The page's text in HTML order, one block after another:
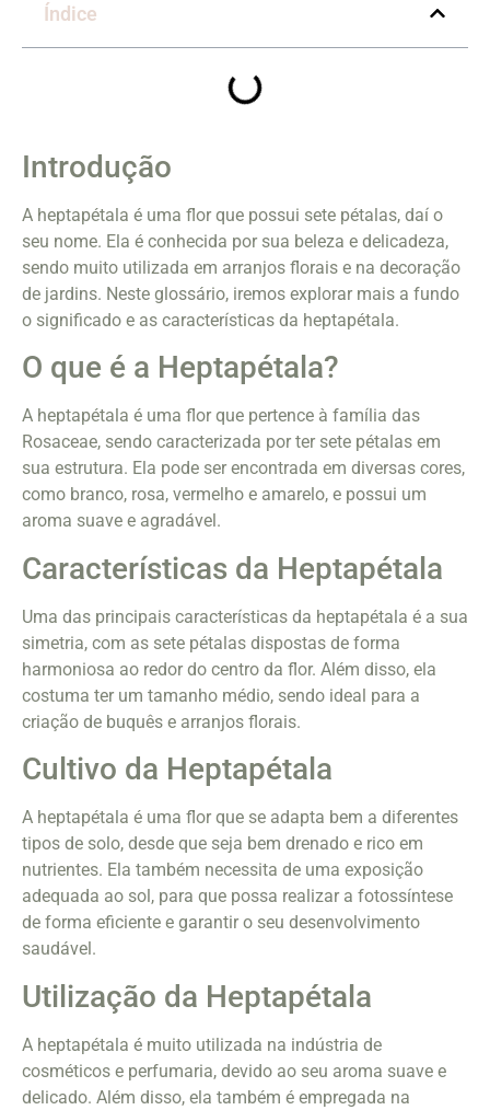
Índice
Introdução
A heptapétala é uma flor que possui sete pétalas, daí o
seu nome. Ela é conhecida por sua beleza e delicadeza,
sendo muito utilizada em arranjos florais e na decoração
de jardins. Neste glossário, iremos explorar mais a fundo
o significado e as características da heptapétala.
O que é a Heptapétala?
A heptapétala é uma flor que pertence à família das
Rosaceae, sendo caracterizada por ter sete pétalas em
sua estrutura. Ela pode ser encontrada em diversas cores,
como branco, rosa, vermelho e amarelo, e possui um
aroma suave e agradável.
Características da Heptapétala
Uma das principais características da heptapétala é a sua
simetria, com as sete pétalas dispostas de forma
harmoniosa ao redor do centro da flor. Além disso, ela
costuma ter um tamanho médio, sendo ideal para a
criação de buquês e arranjos florais.
Cultivo da Heptapétala
A heptapétala é uma flor que se adapta bem a diferentes
tipos de solo, desde que seja bem drenado e rico em
nutrientes. Ela também necessita de uma exposição
adequada ao sol, para que possa realizar a fotossíntese
de forma eficiente e garantir o seu desenvolvimento
saudável.
Utilização da Heptapétala
A heptapétala é muito utilizada na indústria de
cosméticos e perfumaria, devido ao seu aroma suave e
delicado. Além disso, ela também é empregada na